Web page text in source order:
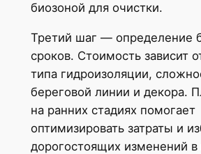
биозоной для очистки.
Третий шаг — определение
сроков. Стоимость зависит
типа гидроизоляции,
береговой линии и декора.
на ранних стадиях помогает
оптимизировать затраты и
дорогостоящих изменений в